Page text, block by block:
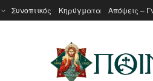
Συνοπτικός Κηρύγματα Απόψεις –